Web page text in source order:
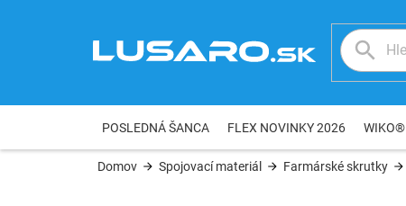
POSLEDNÁ ŠANCA FLEX NOVINKY 2026 WIKO®
Domov Spojovací materiál Farmárské skrutky